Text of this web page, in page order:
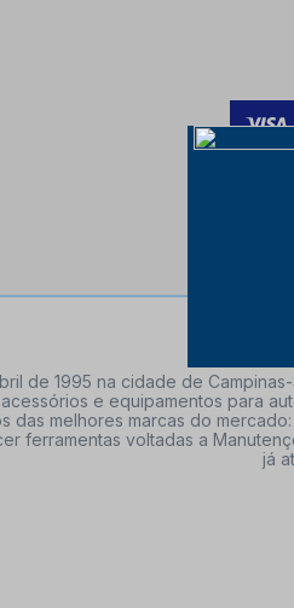
de 1995 na cidade de
e equipamentos para
das melhores marcas do
ferramentas voltadas a
já